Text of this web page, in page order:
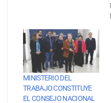
MINISTERIO DEL
TRABAJO CONSTITUYE
EL CONSEJO NACIONAL